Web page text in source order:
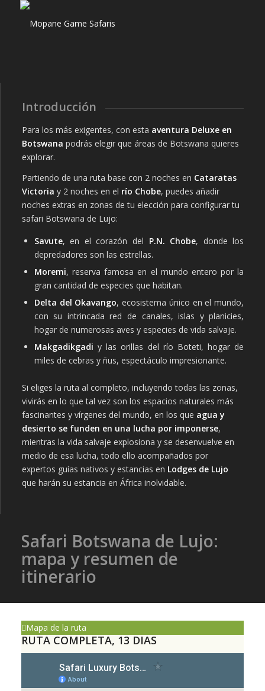
Introducción
Para los más exigentes, con esta aventura Deluxe en
Botswana podrás elegir que áreas de Botswana quieres
explorar.
Partiendo de una ruta base con 2 noches en Cataratas
Victoria y 2 noches en el río Chobe, puedes añadir
noches extras en zonas de tu elección para configurar tu
safari Botswana de Lujo:
Savute, en el corazón del P.N. Chobe, donde los
depredadores son las estrellas.
Moremi, reserva famosa en el mundo entero por la
gran cantidad de especies que habitan.
Delta del Okavango, ecosistema único en el mundo,
con su intrincada red de canales, islas y planicies,
hogar de numerosas aves y especies de vida salvaje.
Makgadikgadi y las orillas del río Boteti, hogar de
miles de cebras y ñus, espectáculo impresionante.
Si eliges la ruta al completo, incluyendo todas las zonas,
vivirás en lo que tal vez son los espacios naturales más
fascinantes y vírgenes del mundo, en los que agua y
desierto se funden en una lucha por imponerse,
mientras la vida salvaje explosiona y se desenvuelve en
medio de esa lucha, todo ello acompañados por
expertos guías nativos y estancias en Lodges de Lujo
que harán su estancia en África inolvidable.
Safari Botswana de Lujo:
mapa y resumen de
itinerario
Mapa de la ruta
RUTA COMPLETA, 13 DIAS